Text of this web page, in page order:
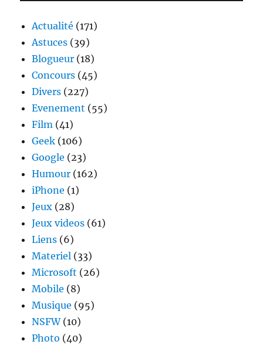
de
chez
pure
Actualité (171)
Astuces (39)
Blogueur (18)
Concours (45)
Divers (227)
Evenement (55)
Film (41)
Geek (106)
Google (23)
Humour (162)
iPhone (1)
Jeux (28)
Jeux videos (61)
Liens (6)
Materiel (33)
Microsoft (26)
Mobile (8)
Musique (95)
NSFW(10)
Photo (40)